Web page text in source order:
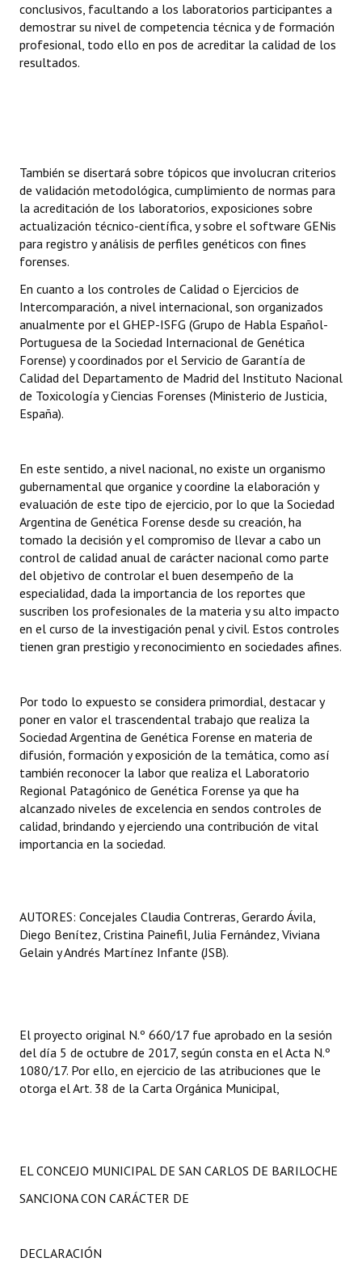
conclusivos, facultando a los laboratorios participantes a
demostrar su nivel de competencia técnica y de formación
profesional, todo ello en pos de acreditar la calidad de los
resultados.
También se disertará sobre tópicos que involucran criterios
de validación metodológica, cumplimiento de normas para
la acreditación de los laboratorios, exposiciones sobre
actualización técnico-científica, y sobre el software GENis
para registro y análisis de perfiles genéticos con fines
forenses.
En cuanto a los controles de Calidad o Ejercicios de
Intercomparación, a nivel internacional, son organizados
anualmente por el GHEP-ISFG (Grupo de Habla Español-
Portuguesa de la Sociedad Internacional de Genética
Forense) y coordinados por el Servicio de Garantía de
Calidad del Departamento de Madrid del Instituto Nacional
de Toxicología y Ciencias Forenses (Ministerio de Justicia,
España).
En este sentido, a nivel nacional, no existe un organismo
gubernamental que organice y coordine la elaboración y
evaluación de este tipo de ejercicio, por lo que la Sociedad
Argentina de Genética Forense desde su creación, ha
tomado la decisión y el compromiso de llevar a cabo un
control de calidad anual de carácter nacional como parte
del objetivo de controlar el buen desempeño de la
especialidad, dada la importancia de los reportes que
suscriben los profesionales de la materia y su alto impacto
en el curso de la investigación penal y civil. Estos controles
tienen gran prestigio y reconocimiento en sociedades afines.
Por todo lo expuesto se considera primordial, destacar y
poner en valor el trascendental trabajo que realiza la
Sociedad Argentina de Genética Forense en materia de
difusión, formación y exposición de la temática, como así
también reconocer la labor que realiza el Laboratorio
Regional Patagónico de Genética Forense ya que ha
alcanzado niveles de excelencia en sendos controles de
calidad, brindando y ejerciendo una contribución de vital
importancia en la sociedad.
AUTORES: Concejales Claudia Contreras, Gerardo Ávila,
Diego Benítez, Cristina Painefil, Julia Fernández, Viviana
Gelain y Andrés Martínez Infante (JSB).
El proyecto original N.º 660/17 fue aprobado en la sesión
del día 5 de octubre de 2017, según consta en el Acta N.º
1080/17. Por ello, en ejercicio de las atribuciones que le
otorga el Art. 38 de la Carta Orgánica Municipal,
EL CONCEJO MUNICIPAL DE SAN CARLOS DE BARILOCHE
SANCIONA CON CARÁCTER DE
DECLARACIÓN